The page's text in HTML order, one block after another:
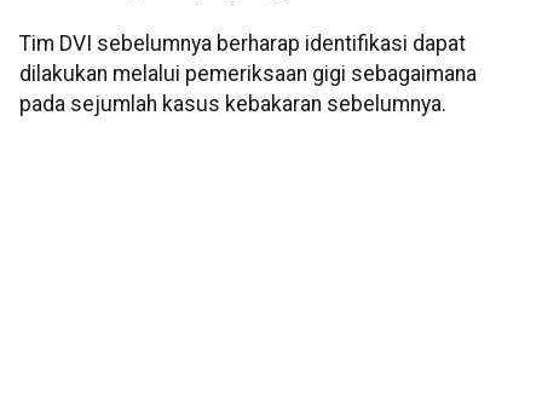
Tim DVI sebelumnya berharap identifikasi dapat
dilakukan melalui pemeriksaan gigi sebagaimana
pada sejumlah kasus kebakaran sebelumnya.